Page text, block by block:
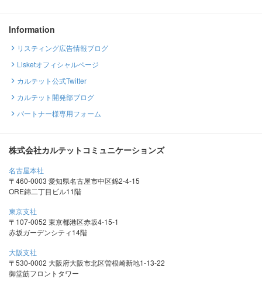
Information
リスティング広告情報ブログ
Lisketオフィシャルページ
カルテット公式Twitter
カルテット開発部ブログ
パートナー様専用フォーム
株式会社カルテットコミュニケーションズ
名古屋本社
〒460-0003 愛知県名古屋市中区錦2-4-15
ORE錦二丁目ビル11階
東京支社
〒107-0052 東京都港区赤坂4-15-1
赤坂ガーデンシティ14階
大阪支社
〒530-0002 大阪府大阪市北区曽根崎新地1-13-22
御堂筋フロントタワー